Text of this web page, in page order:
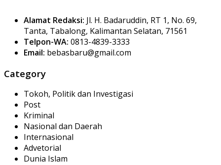
Alamat Redaksi: Jl. H. Badaruddin, RT 1, No. 69,
Tanta, Tabalong, Kalimantan Selatan, 71561
Telpon-WA: 0813-4839-3333
Email: bebasbaru@gmail.com
Category
Tokoh, Politik dan Investigasi
Post
Kriminal
Nasional dan Daerah
Internasional
Advetorial
Dunia Islam